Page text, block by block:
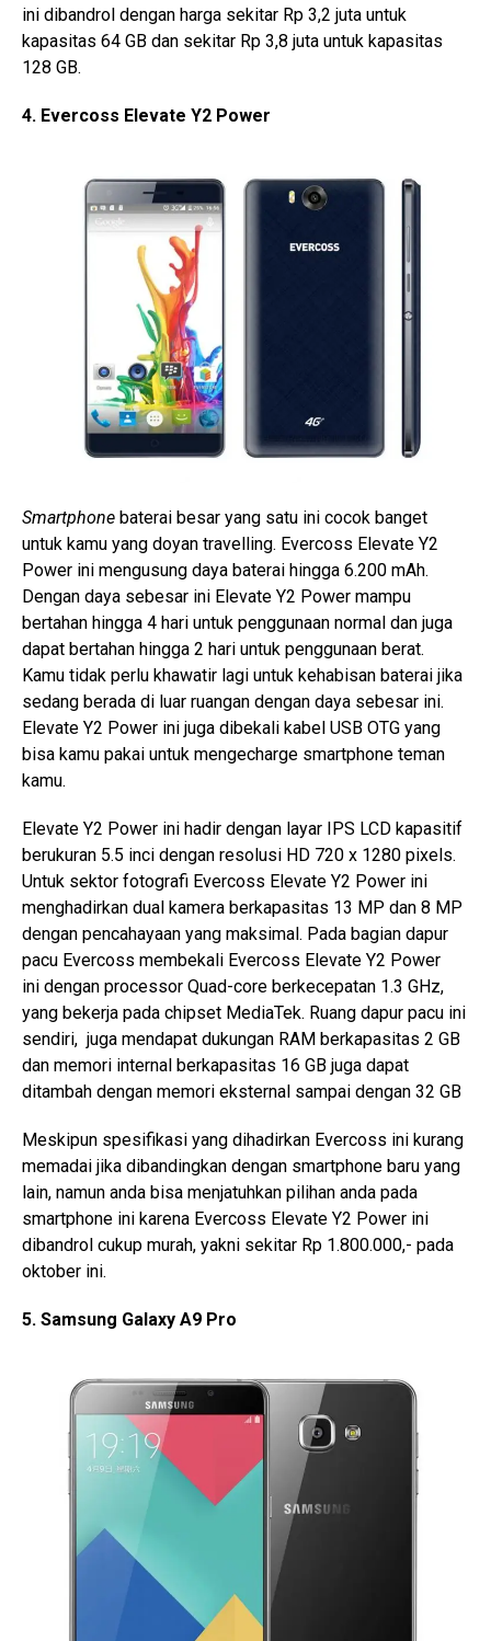
ini dibandrol dengan harga sekitar Rp 3,2 juta untuk
kapasitas 64 GB dan sekitar Rp 3,8 juta untuk kapasitas
128 GB.
4. Evercoss Elevate Y2 Power
Smartphone baterai besar yang satu ini cocok banget
untuk kamu yang doyan travelling. Evercoss Elevate Y2
Power ini mengusung daya baterai hingga 6.200 mAh.
Dengan daya sebesar ini Elevate Y2 Power mampu
bertahan hingga 4 hari untuk penggunaan normal dan juga
dapat bertahan hingga 2 hari untuk penggunaan berat.
Kamu tidak perlu khawatir lagi untuk kehabisan baterai jika
sedang berada di luar ruangan dengan daya sebesar ini.
Elevate Y2 Power ini juga dibekali kabel USB OTG yang
bisa kamu pakai untuk mengecharge smartphone teman
kamu.
Elevate Y2 Power ini hadir dengan layar IPS LCD kapasitif
berukuran 5.5 inci dengan resolusi HD 720 x 1280 pixels.
Untuk sektor fotografi Evercoss Elevate Y2 Power ini
menghadirkan dual kamera berkapasitas 13 MP dan 8 MP
dengan pencahayaan yang maksimal. Pada bagian dapur
pacu Evercoss membekali Evercoss Elevate Y2 Power
ini dengan processor Quad-core berkecepatan 1.3 GHz,
yang bekerja pada chipset MediaTek. Ruang dapur pacu ini
sendiri, juga mendapat dukungan RAM berkapasitas 2 GB
dan memori internal berkapasitas 16 GB juga dapat
ditambah dengan memori eksternal sampai dengan 32 GB
Meskipun spesifikasi yang dihadirkan Evercoss ini kurang
memadai jika dibandingkan dengan smartphone baru yang
lain, namun anda bisa menjatuhkan pilihan anda pada
smartphone ini karena Evercoss Elevate Y2 Power ini
dibandrol cukup murah, yakni sekitar Rp 1.800.000,- pada
oktober ini.
5. Samsung Galaxy A9 Pro